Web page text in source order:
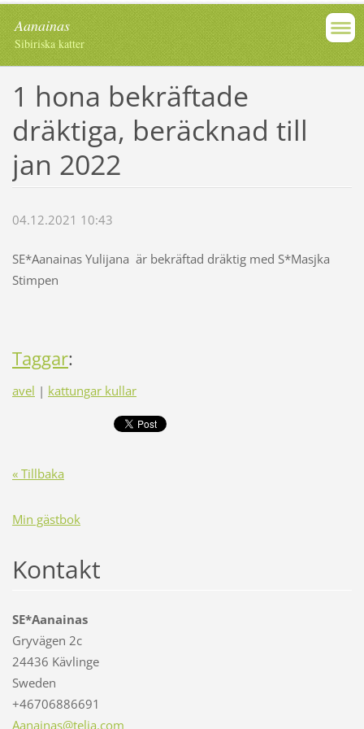
Aanainas
Sibiriska katter
1 hona bekräftade
dräktiga, beräcknad till
jan 2022
04.12.2021 10:43
SE*Aanainas Yulijana är bekräftad dräktig med S*Masjka
Stimpen
Taggar:
avel | kattungar kullar
« Tillbaka
Min gästbok
Kontakt
SE*Aanainas
Gryvägen 2c
24436 Kävlinge
Sweden
+46706886691
Aanainas@telia.com